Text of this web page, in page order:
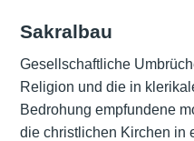
Sakralbau
Gesellschaftliche
Religion und die in
Bedrohung empfundene
die christlichen Kirchen in